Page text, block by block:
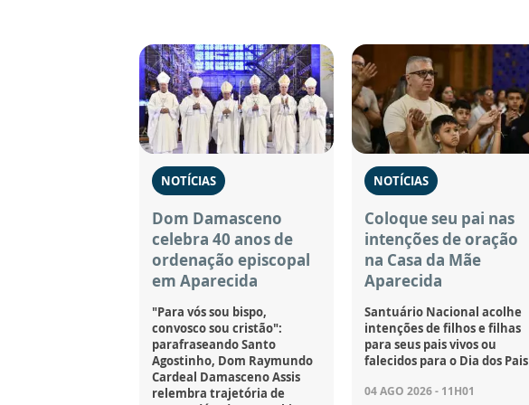
NOTÍCIAS
Dom Damasceno
celebra 40 anos de
ordenação episcopal
em Aparecida
"Para vós sou bispo,
convosco sou cristão":
parafraseando Santo
Agostinho, Dom Raymundo
Cardeal Damasceno Assis
relembra trajetória de
NOTÍCIAS
Coloque seu pai nas
intenções de oração
na Casa da Mãe
Aparecida
Santuário Nacional acolhe
intenções de filhos e filhas
para seus pais vivos ou
falecidos para o Dia dos Pais
04 AGO 2026 - 11H01